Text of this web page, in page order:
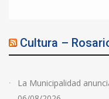
Cultura –
La Municipalidad